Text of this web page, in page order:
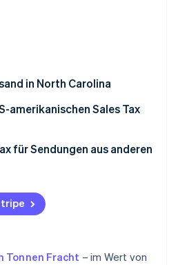
in North Carolina
amerikanischen Sales Tax
für Sendungen aus anderen
Tonnen Fracht – im Wert von